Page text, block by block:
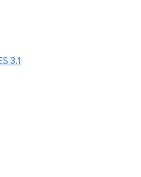
3.1